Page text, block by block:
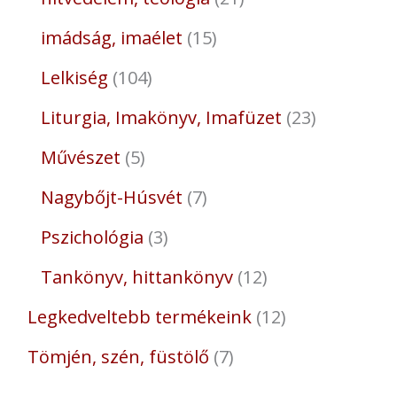
imádság, imaélet 15
Lelkiség 104
Liturgia, Imakönyv, Imafüzet 23
Művészet 5
Nagybőjt-Húsvét 7
Pszichológia 3
Tankönyv, hittankönyv 12
Legkedveltebb termékeink 12
Tömjén, szén, füstölő 7